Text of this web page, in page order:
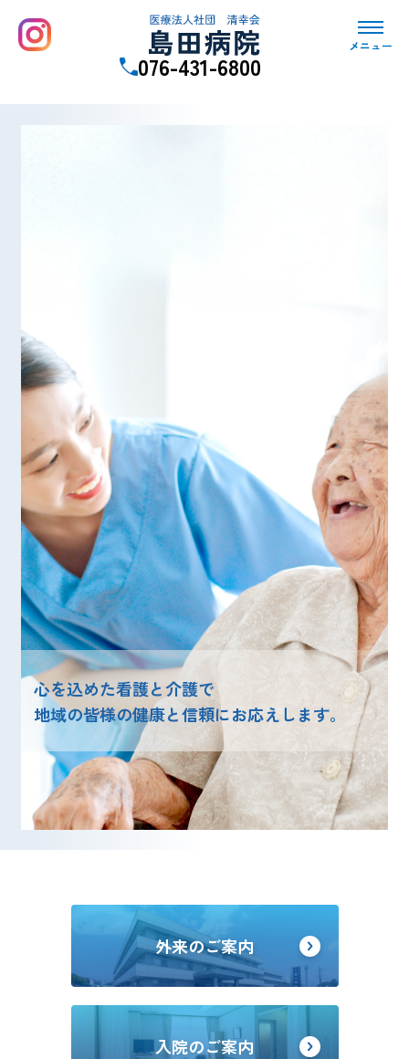
076-431-6800
メニュー
心を込めた看護と介護で
地域の皆様の健康と信頼にお応えします。
外来のご案内
入院のご案内